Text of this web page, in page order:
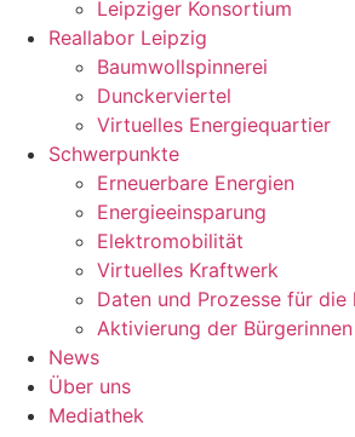
Leipziger Konsortium
Reallabor Leipzig
Baumwollspinnerei
Dunckerviertel
Virtuelles Energiequartier
Schwerpunkte
Erneuerbare Energien
Energieeinsparung
Elektromobilität
Virtuelles Kraftwerk
Daten und Prozesse für
Aktivierung der
News
Über uns
Mediathek